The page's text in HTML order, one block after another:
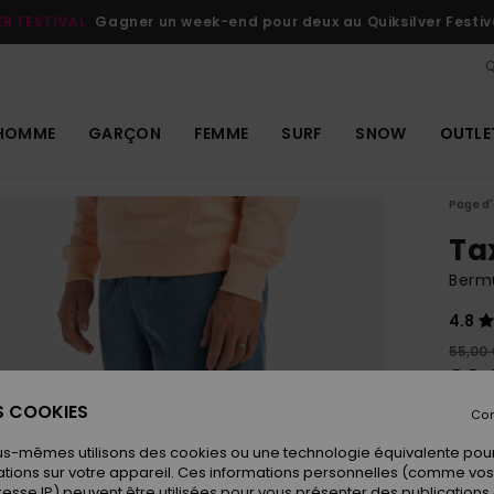
FESTIVAL Gagner un week-end pour deux au Quiksilver
GARÇON FEMME SURF SNOW
Page
4.8
55,00
COOKIES
mêmes utilisons des cookies ou une technologie équivalente
sur votre appareil. Ces informations personnelles (comme